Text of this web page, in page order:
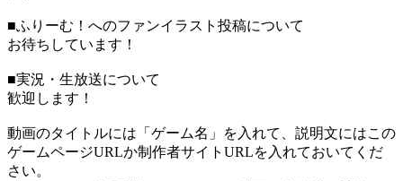
■ふりーむ！へのファンイラスト投稿について
お待ちしています！
■実況・生放送について
歓迎します！
動画のタイトルには「ゲーム名」を入れて、説明文にはこの
ゲームページURLか制作者サイトURLを入れておいてくだ
さい。